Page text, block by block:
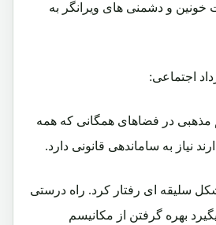
خونین و دشمنی های ویرانگر به
اجتماعی:
مذهبی در فضاهای همگانی که همه
نیاز به ساماندهی قانونی دارد.
شکل سلیقه ای رفتار کرد. راه درستی
بهره گرفتن از مکانیسم